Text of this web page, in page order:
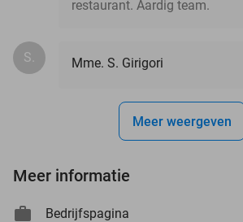
restaurant. Aardig team.
S. Mme. S. Girigori
Meer weergeven
Meer informatie
Bedrijfspagina